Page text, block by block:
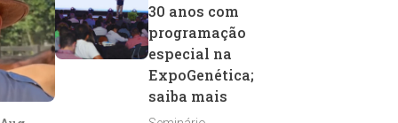
30 anos com
programação
especial na
ExpoGenética;
saiba mais